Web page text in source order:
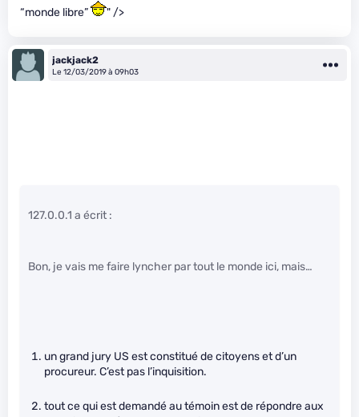
“monde libre”
" />
jackjack2
Le 12/03/2019 à 09h03
127.0.0.1 a écrit :
Bon, je vais me faire lyncher par tout le monde ici, mais…
un grand jury US est constitué de citoyens et d’un
procureur. C’est pas l’inquisition.
tout ce qui est demandé au témoin est de répondre aux